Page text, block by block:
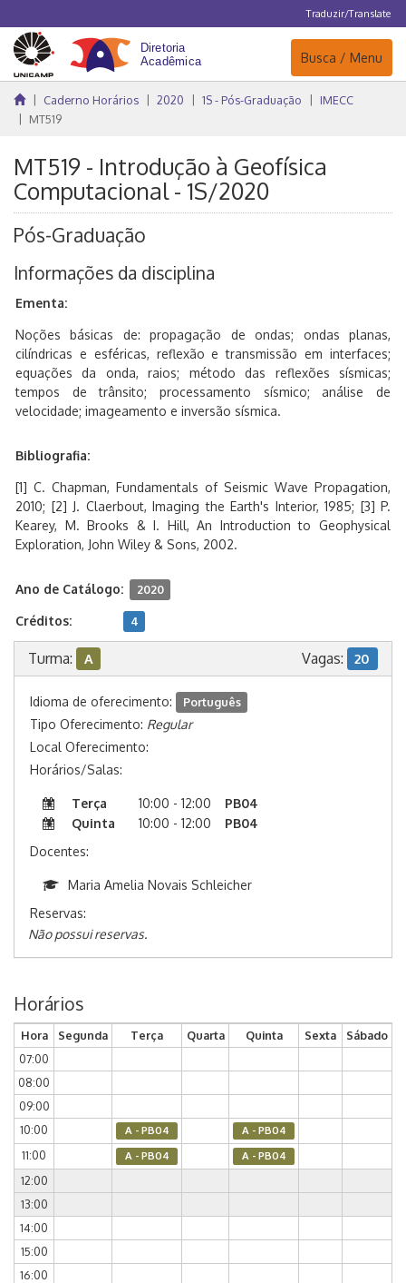
Traduzir/Translate
Navegação
Busca / Menu
Caderno Horários 2020 1S - Pós-Graduação
IMECC
MT519
MT519 - Introdução à Geofísica
Computacional - 1S/2020
Pós-Graduação
Informações da disciplina
Ementa:
Noções básicas de: propagação de ondas; ondas planas,
cilíndricas e esféricas, reflexão e transmissão em interfaces;
equações da onda, raios; método das reflexões sísmicas;
tempos de trânsito; processamento sísmico; análise de
velocidade; imageamento e inversão sísmica.
Bibliografia:
[1] C. Chapman, Fundamentals of Seismic Wave Propagation,
2010; [2] J. Claerbout, Imaging the Earth's Interior, 1985; [3] P.
Kearey, M. Brooks & I. Hill, An Introduction to Geophysical
Exploration, John Wiley & Sons, 2002.
Ano de Catálogo: 2020
Créditos: 4
Turma: A Vagas: 20
Idioma de oferecimento: Português
Tipo Oferecimento: Regular
Local Oferecimento:
Horários/Salas:
Terça 10:00 - 12:00
PB04
Quinta
10:00 - 12:00
PB04
Docentes:
Maria Amelia Novais Schleicher
Reservas:
Não possui reservas.
Horários
Hora Segunda Terça Quarta Quinta Sexta
Sábado
07:00
08:00
09:00
10:00
A - PB04 A - PB04
11:00 A - PB04 A - PB04
12:00
13:00
14:00
15:00
16:00